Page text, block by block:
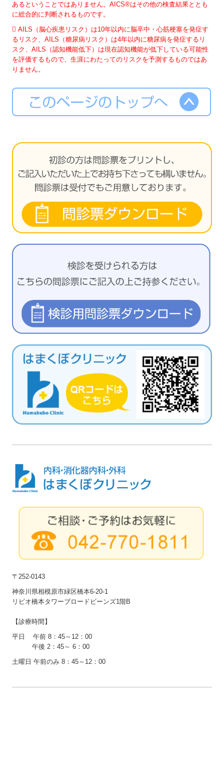
あるということではありません。AICS®はその他の検査結果ととも
に総合的に判断されるものです。
 AILS（脳心疾患リスク）は10年以内に脳卒中・心筋梗塞を発症す
るリスク、AILS（糖尿病リスク）は4年以内に糖尿病を発症するリ
スク、AILS（認知機能低下）は現在認知機能が低下している可能性
を評価するもので、生涯にわたってのリスクを予測するものではあ
りません。
〒252-0143
神奈川県相模原市緑区橋本6-20-1
リビオ橋本タワーブロードビーンズ1階B
【診療時間】
平日 午前 8：45～12：00
午後 2：45～ 6：00
土曜日 午前のみ 8：45～12：00